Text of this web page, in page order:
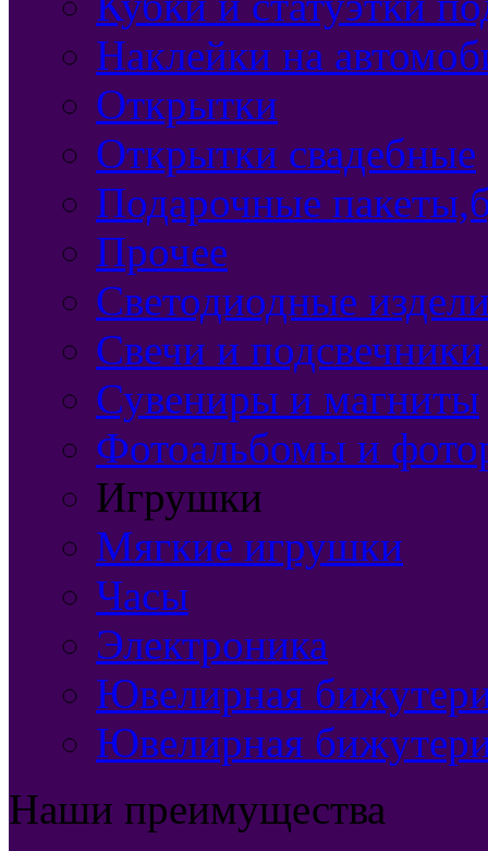
Наклейки на
Открытки
Открытки свадебные
Подарочные
Прочее
Светодиодные
Свечи и
Сувениры и магниты
Фотоальбомы и
Игрушки
Мягкие игрушки
Часы
Электроника
Ювелирная
Ювелирная
Наши преимущества